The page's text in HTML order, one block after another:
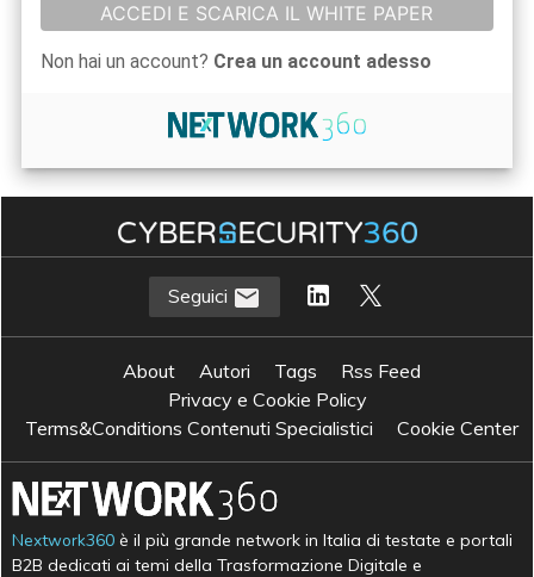
ACCEDI E SCARICA IL WHITE PAPER
Non hai un account? Crea un account adesso
Seguici
About Autori Tags
Rss Feed
Privacy e Cookie Policy
Terms&Conditions Contenuti Specialistici
Cookie Center
Nextwork360 è il più grande network in Italia di testate e portali
B2B dedicati ai temi della Trasformazione Digitale e